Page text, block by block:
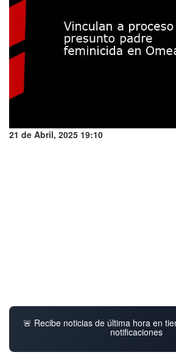
21 de Abril, 2025 19:10
🚨 Recibe noticias de última hora en
notificaciones